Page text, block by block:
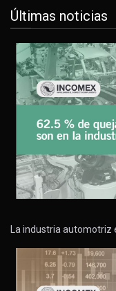
Últimas noticias
La industria automotriz